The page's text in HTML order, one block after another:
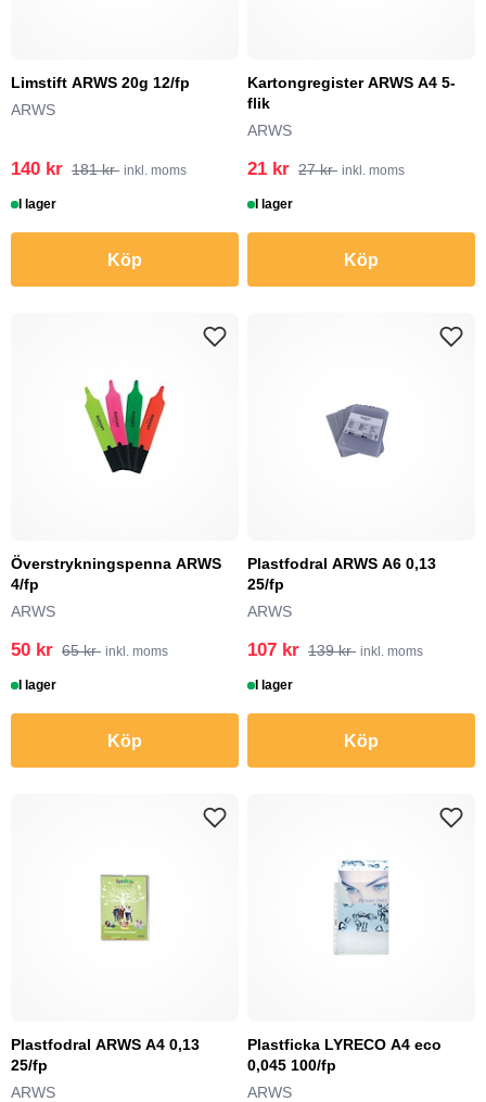
Limstift ARWS 20g 12/fp
ARWS
140 kr 181 kr inkl. moms
I lager
Köp
Kartongregister ARWS A4 5-
flik
ARWS
21 kr 27 kr inkl. moms
I lager
Köp
Överstrykningspenna ARWS
4/fp
ARWS
50 kr 65 kr inkl. moms
I lager
Köp
Plastfodral ARWS A6 0,13
25/fp
ARWS
107 kr 139 kr inkl. moms
I lager
Köp
Plastfodral ARWS A4 0,13
25/fp
ARWS
Plastficka LYRECO A4 eco
0,045 100/fp
ARWS